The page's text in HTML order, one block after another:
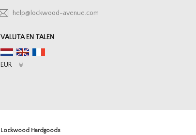
help@lockwood-avenue.com
VALUTA EN TALEN
Lockwood Hardgoods